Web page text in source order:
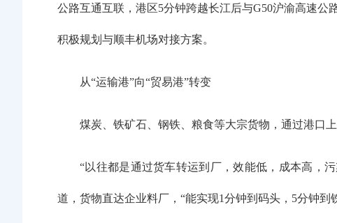
公路互通互联，港区5分钟跨越长江后与G50沪渝高速公
积极规划与顺丰机场对接方案。
从“运输港”向“贸易港”转变
煤炭、铁矿石、钢铁、粮食等大宗货物，通过港口
“以往都是通过货车转运到厂，效能低，成本高，
道，货物直达企业料厂，“能实现1分钟到码头，5分钟到